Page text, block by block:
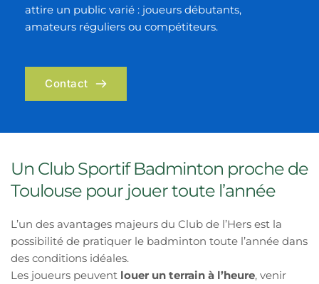
attire un public varié : joueurs débutants,
amateurs réguliers ou compétiteurs.
Contact
Un Club Sportif Badminton proche de
Toulouse pour jouer toute l’année
L’un des avantages majeurs du Club de l’Hers est la
possibilité de pratiquer le badminton toute l’année dans
des conditions idéales.
Les joueurs peuvent louer un terrain à l’heure, venir